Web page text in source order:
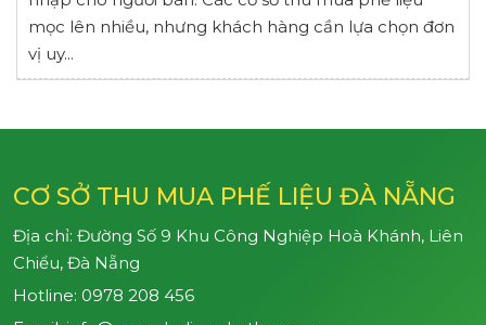
mọc lên nhiều, nhưng khách hàng cần lựa chọn đơn
vị uy...
CƠ SỞ THU MUA PHẾ LIỆU ĐÀ NẴNG
Địa chỉ: Đường Số 9 Khu Công Nghiệp Hoà Khánh, Liên
Chiểu, Đà Nẵng
Hotline: 0978 208 456